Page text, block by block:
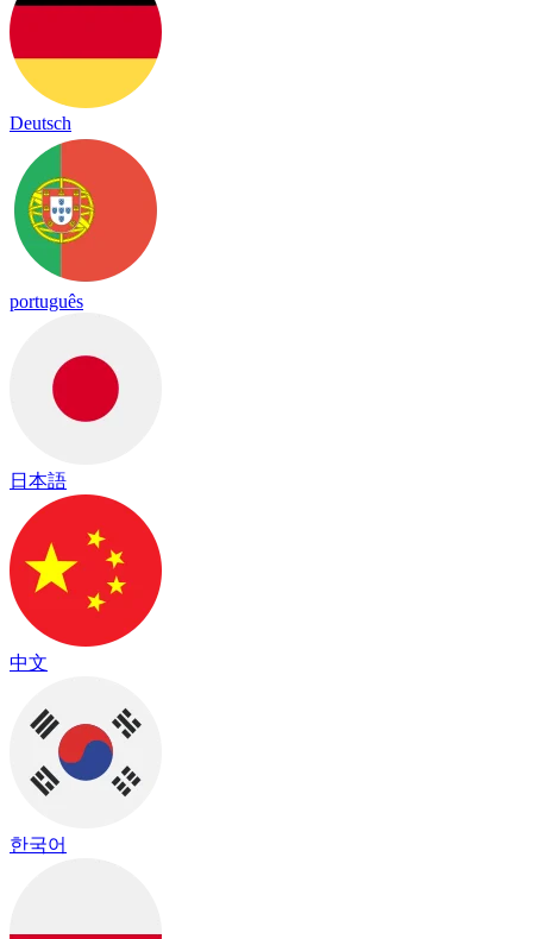
Deutsch
português
日本語
中文
한국어